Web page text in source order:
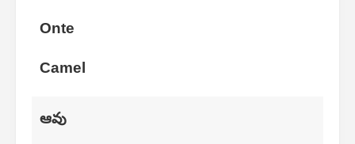
Onte
Camel
ఆవు